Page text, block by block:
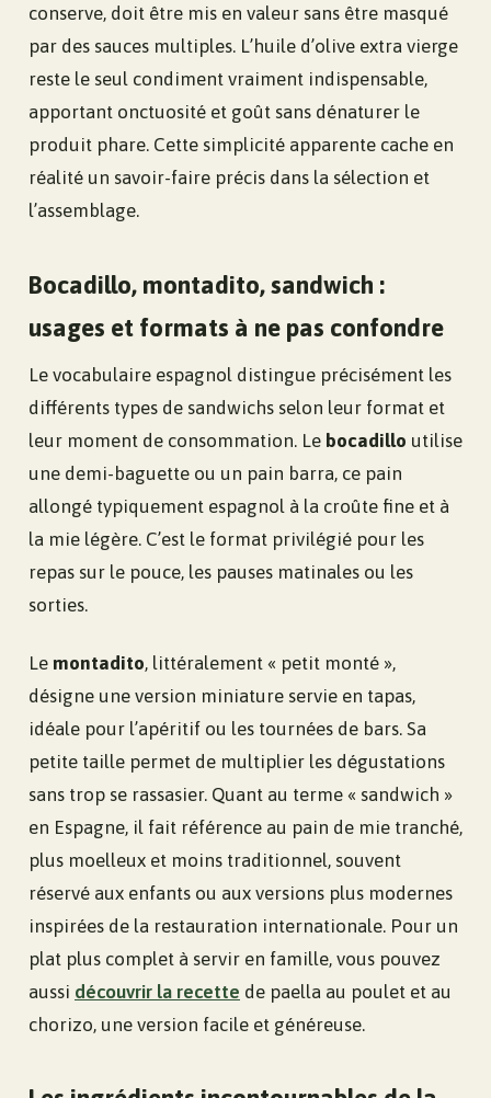
conserve, doit être mis en valeur sans être masqué
par des sauces multiples. L’huile d’olive extra vierge
reste le seul condiment vraiment indispensable,
apportant onctuosité et goût sans dénaturer le
produit phare. Cette simplicité apparente cache en
réalité un savoir-faire précis dans la sélection et
l’assemblage.
Bocadillo, montadito, sandwich :
usages et formats à ne pas confondre
Le vocabulaire espagnol distingue précisément les
différents types de sandwichs selon leur format et
leur moment de consommation. Le bocadillo utilise
une demi-baguette ou un pain barra, ce pain
allongé typiquement espagnol à la croûte fine et à
la mie légère. C’est le format privilégié pour les
repas sur le pouce, les pauses matinales ou les
sorties.
Le montadito, littéralement « petit monté »,
désigne une version miniature servie en tapas,
idéale pour l’apéritif ou les tournées de bars. Sa
petite taille permet de multiplier les dégustations
sans trop se rassasier. Quant au terme « sandwich »
en Espagne, il fait référence au pain de mie tranché,
plus moelleux et moins traditionnel, souvent
réservé aux enfants ou aux versions plus modernes
inspirées de la restauration internationale. Pour un
plat plus complet à servir en famille, vous pouvez
aussi découvrir la recette de paella au poulet et au
chorizo, une version facile et généreuse.